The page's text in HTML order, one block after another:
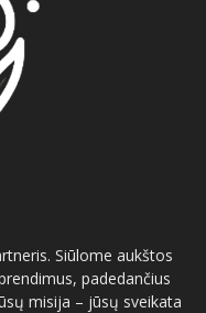
Siūlome aukštos
padedančius
misija – jūsų sveikata